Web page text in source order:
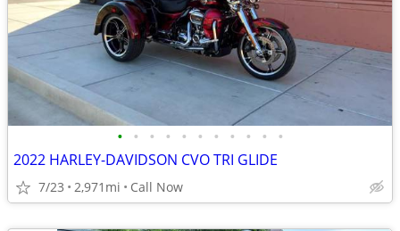
• • • • • • • • • • •
2022 HARLEY-DAVIDSON CVO TRI GLIDE
7/23 2,971mi Call Now